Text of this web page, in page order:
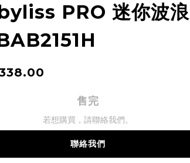
PRO 迷你波浪
售完
若想購買，請聯絡我們。
聯絡我們